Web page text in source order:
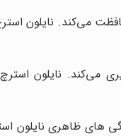
می‌کند. نایلون
های ظاهری نایلون